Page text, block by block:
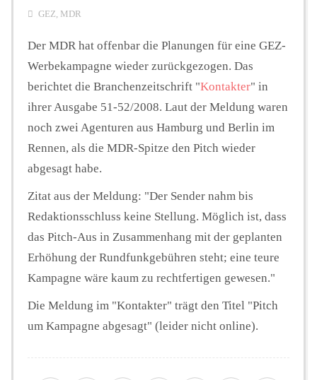
FUNKTURM-Beiträge
Podcast
Unterstützen
GEZ, MDR
Der MDR hat offenbar die Planungen für eine GEZ-
Werbekampagne wieder zurückgezogen. Das
berichtet die Branchenzeitschrift "Kontakter" in
ihrer Ausgabe 51-52/2008. Laut der Meldung waren
noch zwei Agenturen aus Hamburg und Berlin im
Rennen, als die MDR-Spitze den Pitch wieder
abgesagt habe.
Zitat aus der Meldung: "Der Sender nahm bis
Redaktionsschluss keine Stellung. Möglich ist, dass
das Pitch-Aus in Zusammenhang mit der geplanten
Erhöhung der Rundfunkgebühren steht; eine teure
Kampagne wäre kaum zu rechtfertigen gewesen."
Die Meldung im "Kontakter" trägt den Titel "Pitch
um Kampagne abgesagt" (leider nicht online).